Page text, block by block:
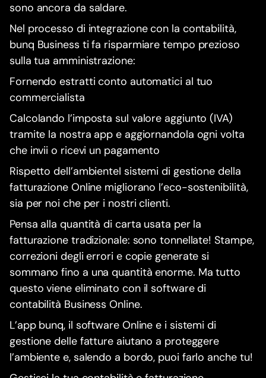
sono ancora da saldare.
Nel processo di integrazione con la contabilità,
bunq Business ti fa risparmiare tempo prezioso
sulla tua amministrazione:
Fornendo estratti conto automatici al tuo
commercialista
Calcolando l’imposta sul valore aggiunto (IVA)
tramite la nostra app e aggiornandola ogni volta
che invii o ricevi un pagamento
Rispetto dell’ambienteI sistemi di gestione della
fatturazione Online migliorano l’eco-sostenibilità,
sia per noi che per i nostri clienti.
Pensa alla quantità di carta usata per la
fatturazione tradizionale: sono tonnellate! Stampe,
correzioni degli errori e copie generate si
sommano fino a una quantità enorme. Ma tutto
questo viene eliminato con il software di
contabilità Business Online.
L’app bunq, il software Online e i sistemi di
gestione delle fatture aiutano a proteggere
l’ambiente e, salendo a bordo, puoi farlo anche tu!